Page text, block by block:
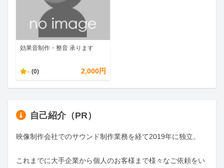
効果音制作・整音 承ります
- (0) 2,000円
自己紹介（PR）
映像制作会社でのサウンド制作業務を経て2019年に独立。
これまでに大手企業から個人のお客様まで様々なご依頼をい